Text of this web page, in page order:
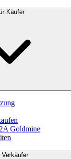
Käufer
Goldmine
Verkäufer